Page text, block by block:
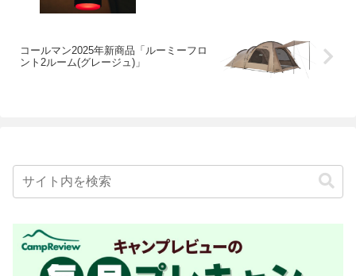
コールマン2025年新商品「ルーミーフロ
ント2ルーム(グレージュ)」